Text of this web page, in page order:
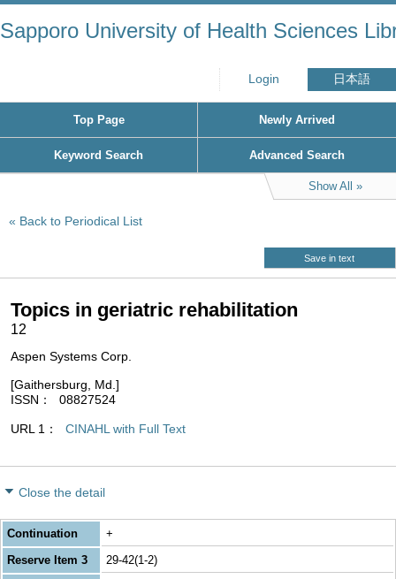
Sapporo University of Health Sciences
Login 日本語
Top Page Newly Arrived
Keyword Search Advanced Search
Show All
Back to Periodical List
Save in text
Topics in geriatric rehabilitation
12
Aspen Systems Corp.
[Gaithersburg, Md.]
ISSN
08827524
URL 1 CINAHL with Full Text
Close the detail
Continuation
+
Reserve Item 3
29-42(1-2)